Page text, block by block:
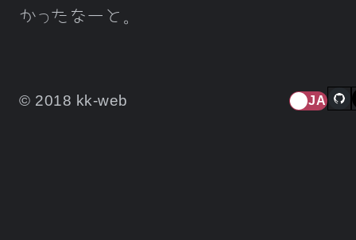
かったなーと。
© 2018 kk-web JA